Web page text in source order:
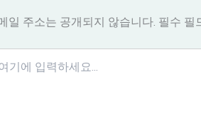
일 주소는 공개되지 않습니다. 필수 필